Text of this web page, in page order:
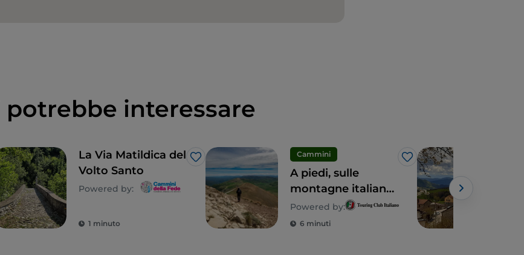
potrebbe interessare
Like
La Via Matildica del
Volto Santo
Powered by:
1 minuto
Cammini
Like
A piedi, sulle
montagne italiane,
lungo il Sentiero
Italia CAI
Powered by:
6 minuti